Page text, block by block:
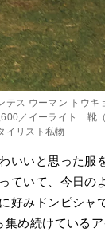
テス ウーマン トウ
／イーライト 靴
イリスト私物
いいと思った服
ていて、今日
好みドンピシャ
め続けている